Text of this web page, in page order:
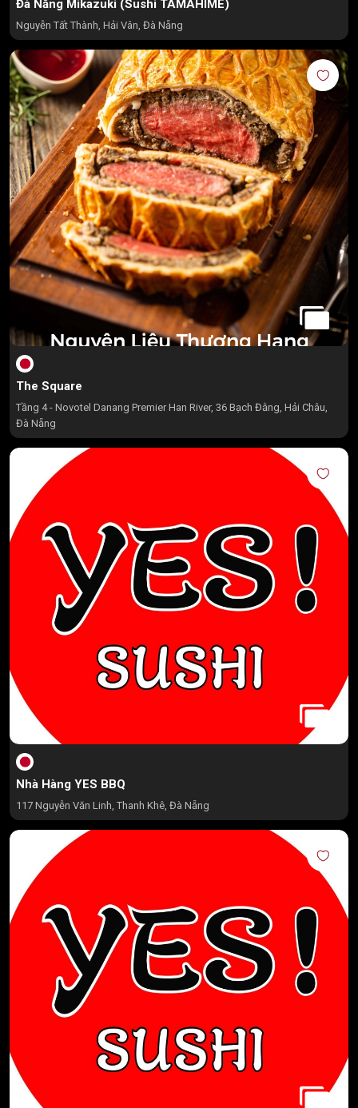
Đà Nẵng Mikazuki (Sushi TAMAHIME)
Nguyễn Tất Thành, Hải Vân, Đà Nẵng
The Square
Tầng 4 - Novotel Danang Premier Han River, 36 Bạch Đằng, Hải Châu,
Đà Nẵng
Nhà Hàng YES BBQ
117 Nguyễn Văn Linh, Thanh Khê, Đà Nẵng